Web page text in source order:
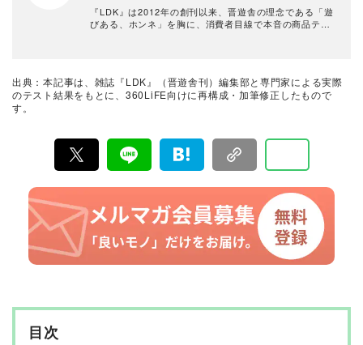
『LDK』は2012年の創刊以来、晋遊舎の理念である「遊
びある、ホンネ」を胸に、消費者目線で本音の商品テス
て見つけた「本当に良いもの」と「お役立ち情報」を厳
選してあなたにお届け。編集長・高橋咲彩を中心に、11
出典：本記事は、雑誌『LDK』（晋遊舎刊）編集部と専門家による実際
のテスト結果をもとに、360LiFE向けに再構成・加筆修正したもので
す。
目次